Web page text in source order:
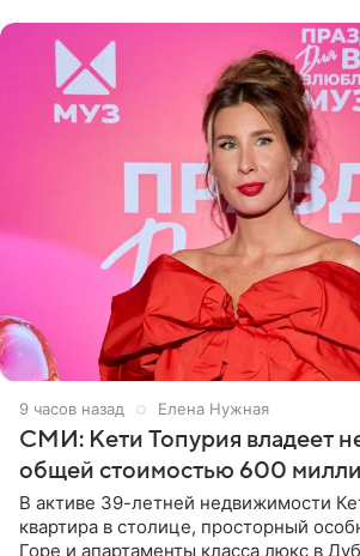
9 часов назад Елена Нужная
СМИ: Кети Топурия владеет
общей стоимостью 600
В активе 39-летней недвижимости
квартира в столице, просторный
Горе и апартаменты класса люкс в